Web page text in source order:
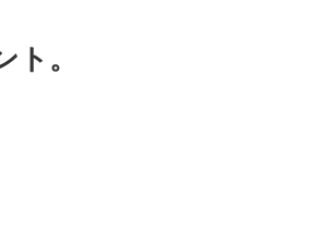
ト。